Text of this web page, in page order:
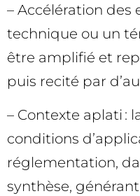
– Accélération des
technique ou un
être amplifié et
puis recité par
– Contexte aplati :
conditions
réglementation,
synthèse,